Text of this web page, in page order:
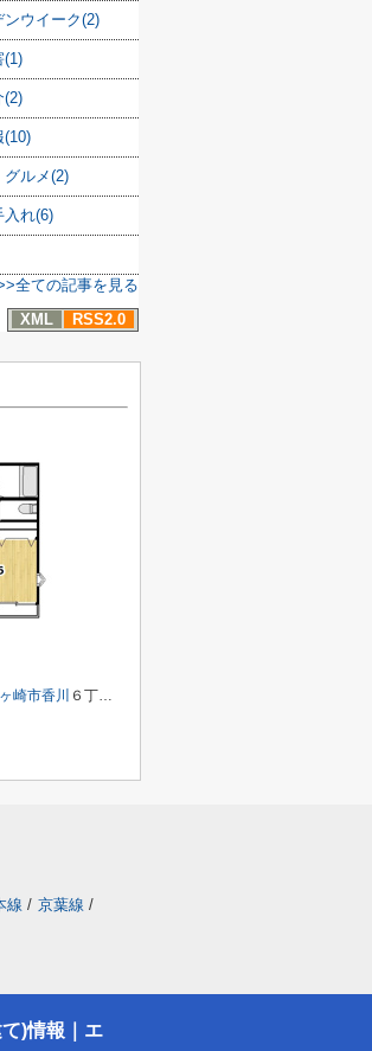
ンウイーク(2)
(1)
(2)
(10)
ルメ(2)
入れ(6)
全ての記事を見る
XML
RSS2.0
崎市香川 ６丁目16-4
線 / 京葉線 /
)情報｜エ